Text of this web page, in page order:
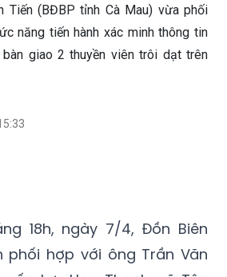
Tiến (BĐBP tỉnh Cà Mau) vừa phối
năng tiến hành xác minh thông tin
giao 2 thuyền viên trôi dạt trên
18h, ngày 7/4, Đồn Biên
phối hợp với ông Trần Văn